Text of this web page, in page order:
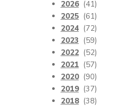
2026 (41)
2025 (61)
2024 (72)
2023 (59)
2022 (52)
2021 (57)
2020 (90)
2019 (37)
2018 (38)